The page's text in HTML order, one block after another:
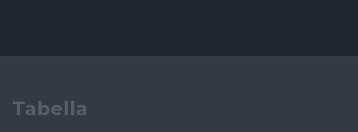
Tabella